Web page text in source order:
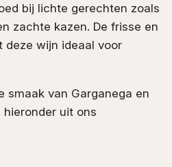
bij lichte gerechten zoals
zachte kazen. De frisse en
wijn ideaal voor
smaak van Garganega en
uit ons